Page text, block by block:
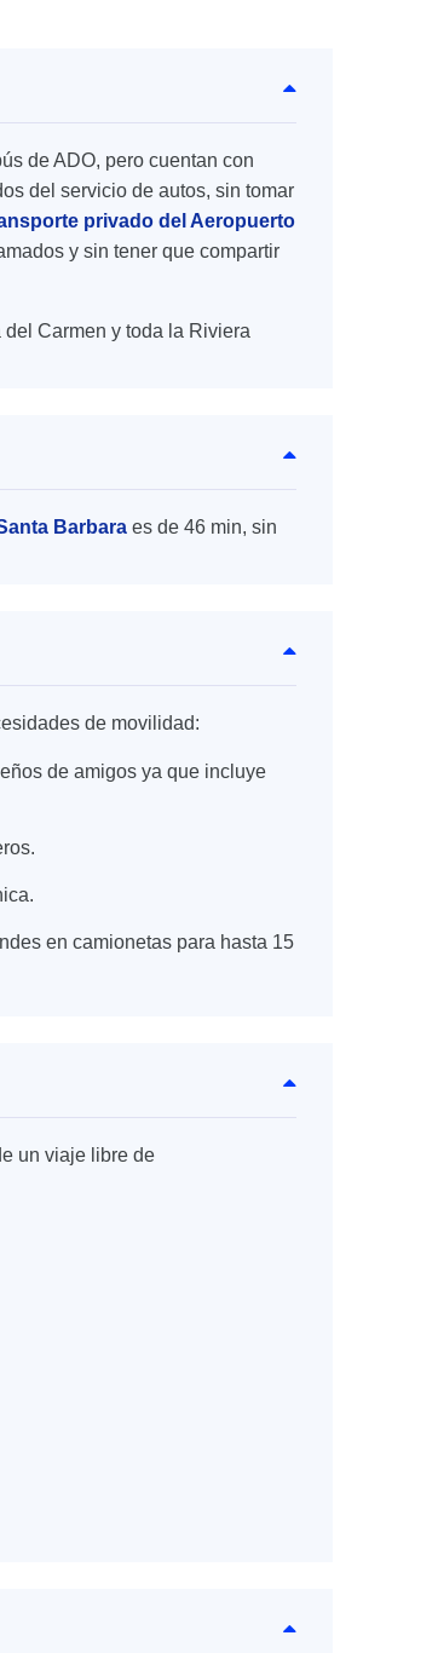
de ADO, pero cuentan con
del servicio de autos, sin tomar
privado del Aeropuerto
y sin tener que compartir
Carmen y toda la Riviera
Barbara es de 46 min, sin
de movilidad:
de amigos ya que incluye
en camionetas para hasta 15
un viaje libre de